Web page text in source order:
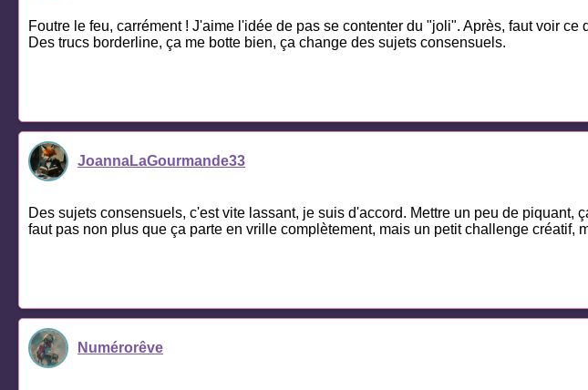
Foutre le feu, carrément ! J'aime l'idée de pas se contenter du "joli". Après, faut voir
Des trucs borderline, ça me botte bien, ça change des sujets consensuels.
JoannaLaGourmande33
Des sujets consensuels, c'est vite lassant, je suis d'accord. Mettre un peu de
faut pas non plus que ça parte en vrille complètement, mais un petit challenge créatif,
Numérorêve